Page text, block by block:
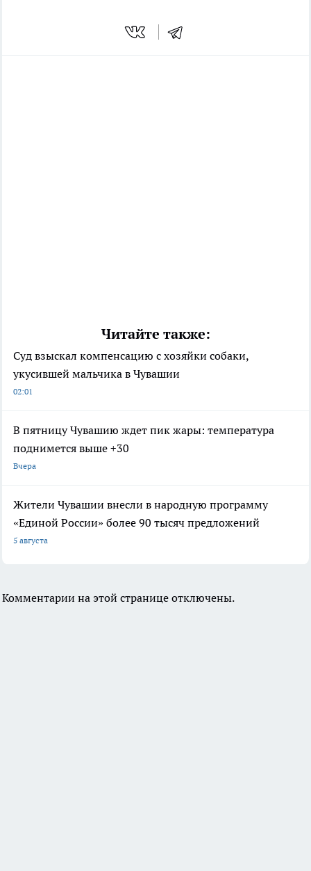
Читайте также:
Суд взыскал компенсацию с хозяйки собаки,
укусившей мальчика в Чувашии
02:01
В пятницу Чувашию ждет пик жары: температура
поднимется выше +30
Вчера
Жители Чувашии внесли в народную программу
«Единой России» более 90 тысяч предложений
5 августа
Комментарии на этой странице отключены.